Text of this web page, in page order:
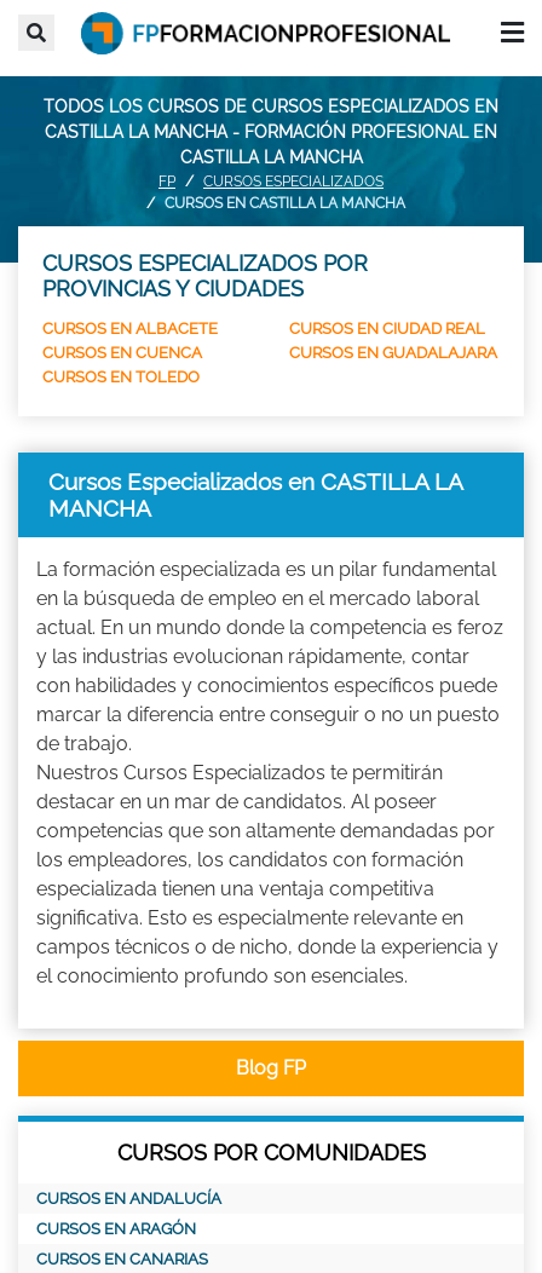
TODOS LOS CURSOS DE CURSOS ESPECIALIZADOS EN
CASTILLA LA MANCHA - FORMACIÓN PROFESIONAL EN
CASTILLA LA MANCHA
FP
CURSOS ESPECIALIZADOS
CURSOS EN CASTILLA LA MANCHA
CURSOS ESPECIALIZADOS POR
PROVINCIAS Y CIUDADES
CURSOS EN ALBACETE
CURSOS EN CIUDAD REAL
CURSOS EN CUENCA
CURSOS EN GUADALAJARA
CURSOS EN TOLEDO
Cursos Especializados en CASTILLA LA
MANCHA
La formación especializada es un pilar fundamental
en la búsqueda de empleo en el mercado laboral
actual. En un mundo donde la competencia es feroz
y las industrias evolucionan rápidamente, contar
con habilidades y conocimientos específicos puede
marcar la diferencia entre conseguir o no un puesto
de trabajo.
Nuestros Cursos Especializados te permitirán
destacar en un mar de candidatos. Al poseer
competencias que son altamente demandadas por
los empleadores, los candidatos con formación
especializada tienen una ventaja competitiva
significativa. Esto es especialmente relevante en
campos técnicos o de nicho, donde la experiencia y
el conocimiento profundo son esenciales.
Blog FP
CURSOS POR COMUNIDADES
CURSOS EN ANDALUCÍA
CURSOS EN ARAGÓN
CURSOS EN CANARIAS